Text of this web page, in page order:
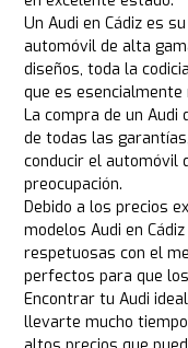
Un Audi en Cádiz es
automóvil de alta
diseños, toda la
que es esencialmente
La compra de un Audi
de todas las
conducir el automóvil
preocupación.
Debido a los precios
modelos Audi en
respetuosas con el
perfectos para que
Encontrar tu Audi
llevarte mucho